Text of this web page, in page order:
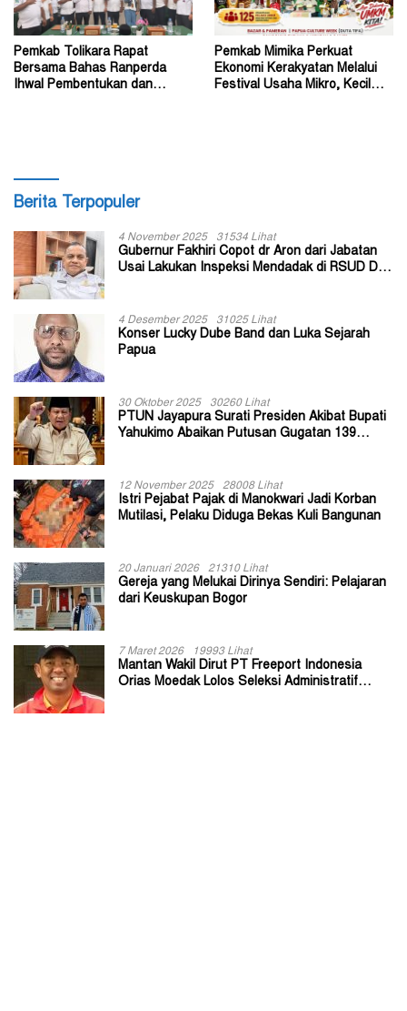
Pemkab Tolikara Rapat
Bersama Bahas Ranperda
Ihwal Pembentukan dan
Pemkab Mimika Perkuat
Ekonomi Kerakyatan Melalui
Festival Usaha Mikro, Kecil
Berita Terpopuler
4 November 2025 31534 Lihat
Gubernur Fakhiri Copot dr Aron dari Jabatan
Usai Lakukan Inspeksi Mendadak di RSUD Dok
4 Desember 2025 31025 Lihat
Konser Lucky Dube Band dan Luka Sejarah
Papua
30 Oktober 2025 30260 Lihat
PTUN Jayapura Surati Presiden Akibat Bupati
Yahukimo Abaikan Putusan Gugatan 139
12 November 2025 28008 Lihat
Istri Pejabat Pajak di Manokwari Jadi Korban
Mutilasi, Pelaku Diduga Bekas Kuli Bangunan
20 Januari 2026 21310 Lihat
Gereja yang Melukai Dirinya Sendiri: Pelajaran
dari Keuskupan Bogor
7 Maret 2026 19993 Lihat
Mantan Wakil Dirut PT Freeport Indonesia
Orias Moedak Lolos Seleksi Administratif